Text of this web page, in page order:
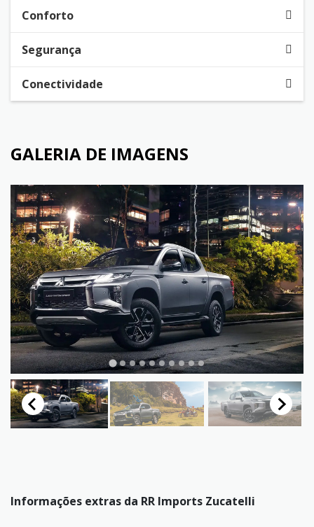
Conforto
Segurança
Conectividade
GALERIA DE IMAGENS
Informações extras da RR Imports Zucatelli